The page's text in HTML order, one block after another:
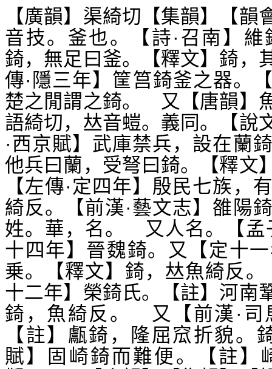
【廣韻】渠綺切【集韻】【韻
音技。釜也。【詩·召南】
錡，無足曰釜。【釋文】錡，
傳·隱三年】筐筥錡釜之器。
楚之閒謂之錡。 又【唐韻】
語綺切， 𠀤音螘。義同。【說
·西京賦】武庫禁兵，設在蘭
他兵曰蘭，受弩曰錡。【釋
【左傳·定四年】殷民七族，
綺反。【前漢·藝文志】雒陽
姓。華，名。 又人名。【孟
十四年】晉魏錡。又【定十
乗。【釋文】錡， 𠀤魚綺反
十二年】榮錡氏。【註】河南
錡，魚綺反。 又【前漢·司
【註】甗錡，隆屈窊折貌。
賦】固崎錡而難便。【註】